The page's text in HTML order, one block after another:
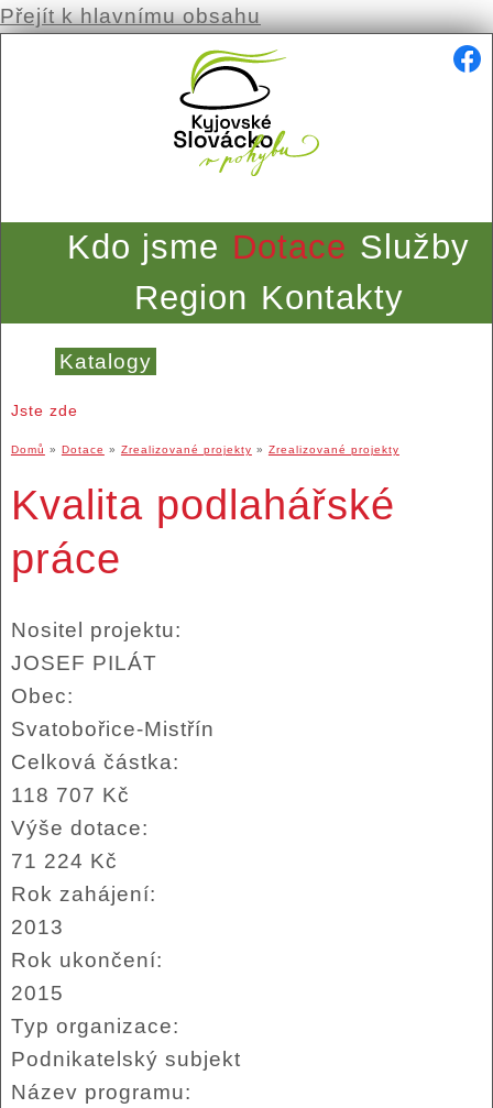
Přejít k hlavnímu obsahu
Kdo jsme Dotace Služby
Region Kontakty
Katalogy
Jste zde
Domů » Dotace » Zrealizované projekty » Zrealizované projekty
Kvalita podlahářské
práce
Nositel projektu:
JOSEF PILÁT
Obec:
Svatobořice-Mistřín
Celková částka:
118 707 Kč
Výše dotace:
71 224 Kč
Rok zahájení:
2013
Rok ukončení:
2015
Typ organizace:
Podnikatelský subjekt
Název programu: